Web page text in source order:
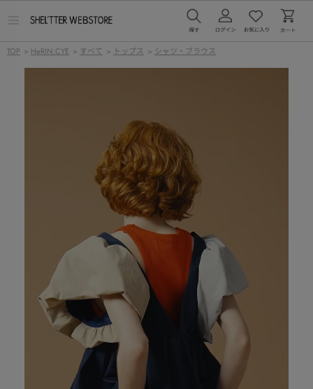
ー
TOP > HeRIN.CYE > すべて > トップス > シャツ・ブラウス